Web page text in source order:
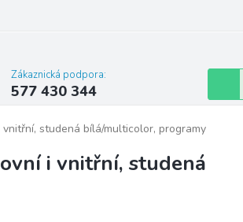
Zákaznická podpora:
577 430 344
studená bílá/multicolor, programy
i vnitřní, studená